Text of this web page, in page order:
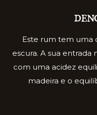
Este rum tem uma
escura. A sua
com uma acidez
madeira e o